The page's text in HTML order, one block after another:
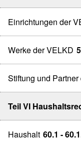
Einrichtungen der
Werke der VELKD
Stiftung und
Teil VI
Haushalt 60.1 -